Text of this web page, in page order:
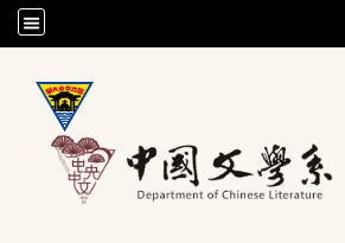
/accesskey"" title="Toolbar">:::